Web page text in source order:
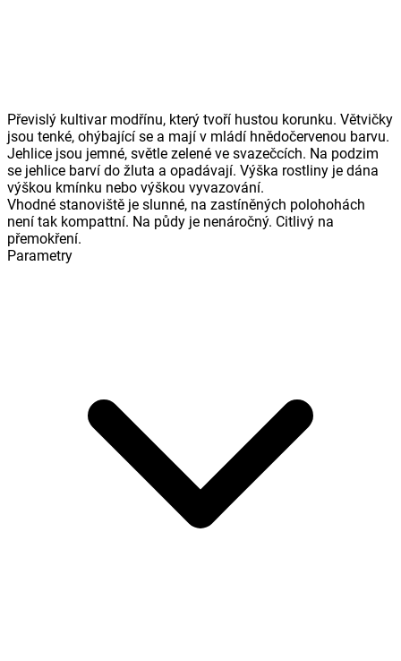
Převislý kultivar modřínu, který tvoří hustou korunku. Větvičky
jsou tenké, ohýbající se a mají v mládí hnědočervenou barvu.
Jehlice jsou jemné, světle zelené ve svazečcích. Na podzim
se jehlice barví do žluta a opadávají. Výška rostliny je dána
výškou kmínku nebo výškou vyvazování.
Vhodné stanoviště je slunné, na zastíněných polohohách
není tak kompattní. Na půdy je nenáročný. Citlivý na
přemokření.
Parametry